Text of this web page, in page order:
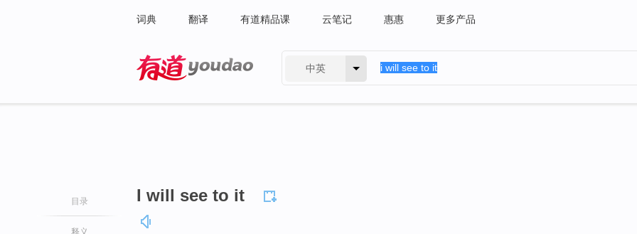
词典 翻译 有道精品课 云笔记 惠惠 更多产品
中英
目录
释义
I will see to it